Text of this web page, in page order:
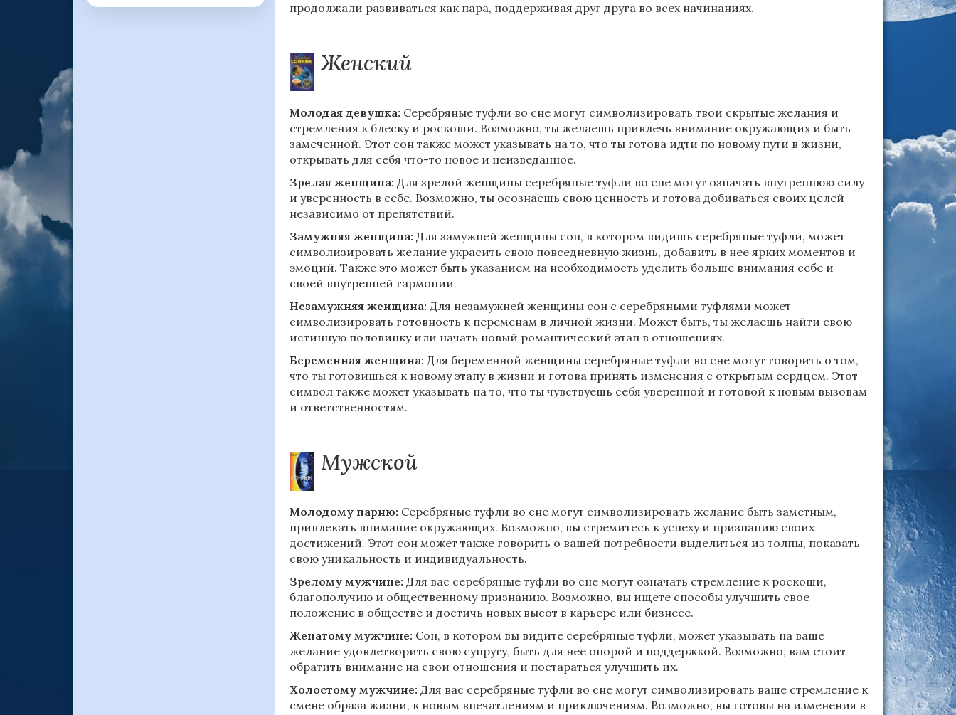
продолжали развиваться как пара, поддерживая друг друга во всех начинаниях.
Женский
Молодая девушка: Серебряные туфли во сне могут символизировать твои скрытые желания и
стремления к блеску и роскоши. Возможно, ты желаешь привлечь внимание окружающих и быть
замеченной. Этот сон также может указывать на то, что ты готова идти по новому пути в жизни,
открывать для себя что-то новое и неизведанное.
Зрелая женщина: Для зрелой женщины серебряные туфли во сне могут означать внутреннюю силу
и уверенность в себе. Возможно, ты осознаешь свою ценность и готова добиваться своих целей
независимо от препятствий.
Замужняя женщина: Для замужней женщины сон, в котором видишь серебряные туфли, может
символизировать желание украсить свою повседневную жизнь, добавить в нее ярких моментов и
эмоций. Также это может быть указанием на необходимость уделить больше внимания себе и
своей внутренней гармонии.
Незамужняя женщина: Для незамужней женщины сон с серебряными туфлями может
символизировать готовность к переменам в личной жизни. Может быть, ты желаешь найти свою
истинную половинку или начать новый романтический этап в отношениях.
Беременная женщина: Для беременной женщины серебряные туфли во сне могут говорить о том,
что ты готовишься к новому этапу в жизни и готова принять изменения с открытым сердцем. Этот
символ также может указывать на то, что ты чувствуешь себя уверенной и готовой к новым вызовам
и ответственностям.
Мужской
Молодому парню: Серебряные туфли во сне могут символизировать желание быть заметным,
привлекать внимание окружающих. Возможно, вы стремитесь к успеху и признанию своих
достижений. Этот сон может также говорить о вашей потребности выделиться из толпы, показать
свою уникальность и индивидуальность.
Зрелому мужчине: Для вас серебряные туфли во сне могут означать стремление к роскоши,
благополучию и общественному признанию. Возможно, вы ищете способы улучшить свое
положение в обществе и достичь новых высот в карьере или бизнесе.
Женатому мужчине: Сон, в котором вы видите серебряные туфли, может указывать на ваше
желание удовлетворить свою супругу, быть для нее опорой и поддержкой. Возможно, вам стоит
обратить внимание на свои отношения и постараться улучшить их.
Холостому мужчине: Для вас серебряные туфли во сне могут символизировать ваше стремление к
смене образа жизни, к новым впечатлениям и приключениям. Возможно, вы готовы на изменения в